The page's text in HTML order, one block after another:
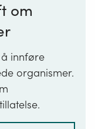
om
innføre
organismer.